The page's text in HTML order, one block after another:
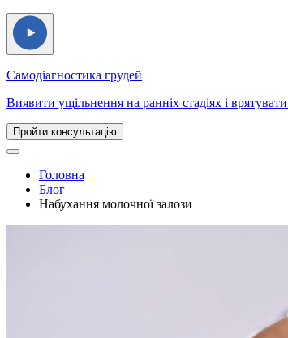
Самодіагностика грудей
Виявити ущільнення на ранніх стадіях і
Пройти консультацію
Головна
Блог
Набухання молочної залози